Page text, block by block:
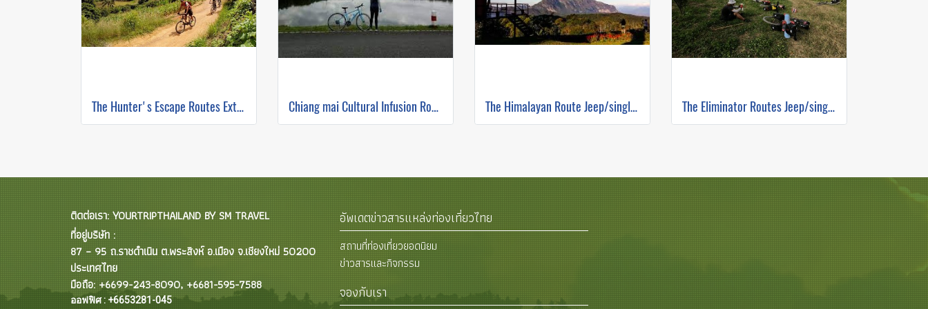
The Hunter's Escape Routes Extreme DH Single Track ( Mountain Biking ) Chiang mai Cultural Infusion Road Ride ( Mountain Biking ) The Himalayan Route Jeep/single track ( Mountain Biking ) The Eliminator Routes Jeep/single track ( Mountain Biking )
ติดต่อเรา: YOURTRIPTHAILAND BY SM TRAVEL
ที่อยู่บริษัท :
87 – 95 ถ.ราชดำเนิน ต.พระสิงห์ อ.เมือง จ.เชียงใหม่ 50200
ประเทศไทย
มือถือ: +6699-243-8090, +6681-595-7588
ออฟฟิศ : +6653281-045
อัพเดตข่าวสารแหล่งท่องเที่ยวไทย
สถานที่ท่องเที่ยวยอดนิยม
ข่าวสารและกิจกรรม
จองกับเรา